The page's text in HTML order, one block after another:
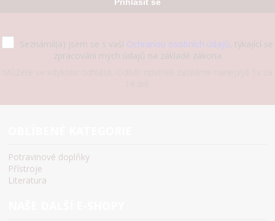
Seznámil(a) jsem se s vaší Ochranou osobních údajů, týkající se
zpracování mých údajů na základě zákona
Potravinové doplňky
Přístroje
Literatura